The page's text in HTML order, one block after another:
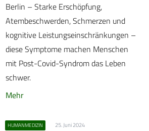
Berlin – Starke Erschöpfung,
Atembeschwerden, Schmerzen und
kognitive Leistungseinschränkungen –
diese Symptome machen Menschen
mit Post-Covid-Syndrom das Leben
schwer.
Mehr
HUMANMEDIZIN 25. Juni 2024